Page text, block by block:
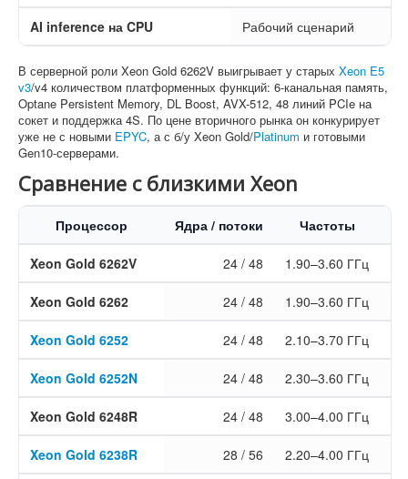
AI inference на CPU Рабочий сценарий
В серверной роли Xeon Gold 6262V выигрывает у старых Xeon E5
v3/v4 количеством платформенных функций: 6-канальная память,
Optane Persistent Memory, DL Boost, AVX-512, 48 линий PCIe на
сокет и поддержка 4S. По цене вторичного рынка он конкурирует
уже не с новыми EPYC, а с б/у Xeon Gold/Platinum и готовыми
Gen10-серверами.
Сравнение с близкими Xeon
Процессор Ядра / потоки Частоты
Xeon Gold 6262V 24 / 48 1.90–3.60 ГГц
Xeon Gold 6262 24 / 48 1.90–3.60 ГГц
Xeon Gold 6252 24 / 48 2.10–3.70 ГГц
Xeon Gold 6252N 24 / 48 2.30–3.60 ГГц
Xeon Gold 6248R 24 / 48 3.00–4.00 ГГц
Xeon Gold 6238R 28 / 56 2.20–4.00 ГГц